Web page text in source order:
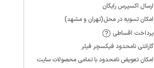
ارسال اکسپرس رایگان
امکان تسویه در محل(تهران و مشهد)
پرداخت اقساطی
گارانتی نامحدود فیکسچر فیلر
امکان تعویض نامحدود با تمامی محصولات سایت